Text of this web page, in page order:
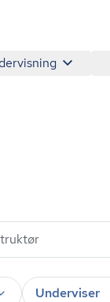
Underviser